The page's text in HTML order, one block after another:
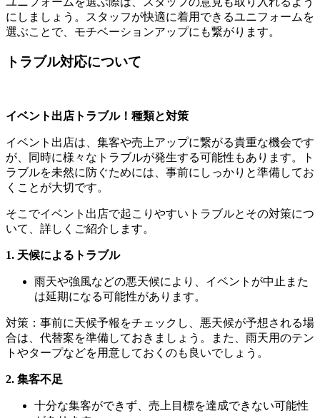
にしましょう。スタッフが快適に着用できるユニフォームを
選ぶことで、モチベーションアップにも繋がります。
トラブル対応について
イベント出店トラブル！種類と対策
イベント出店は、集客や売上アップに繋がる貴重な機会です
が、同時に様々なトラブルが発生する可能性もあります。ト
ラブルを未然に防ぐためには、事前にしっかりと準備してお
くことが大切です。
そこでイベント出店で起こりやすいトラブルとその対策につ
いて、詳しくご紹介します。
1. 天候によるトラブル
雨天や強風などの悪天候により、イベントが中止また
は延期になる可能性があります。
対策：事前に天候予報をチェックし、悪天候が予想される場
合は、代替案を準備しておきましょう。また、雨天用のテン
トやタープなどを用意しておくのも良いでしょう。
2. 集客不足
十分な集客ができず、売上目標を達成できない可能性